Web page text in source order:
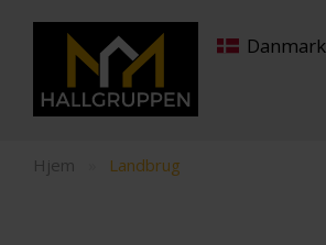
Danmark
Hjem Landbrug